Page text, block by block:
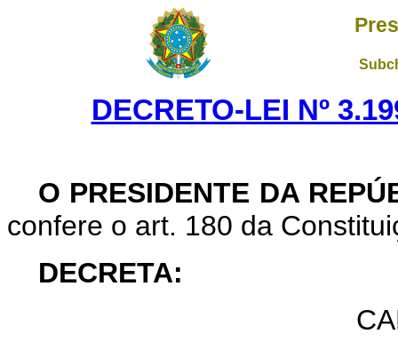
DECRETO-LEI Nº
O PRESIDENTE DA
confere o art. 180 da
DECRETA: